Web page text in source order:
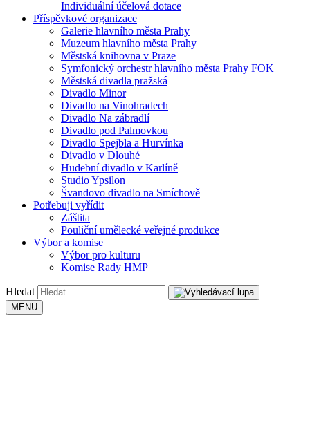
Individuální účelová dotace
Příspěvkové organizace
Galerie hlavního města Prahy
Muzeum hlavního města Prahy
Městská knihovna v Praze
Symfonický orchestr hlavního města Prahy FOK
Městská divadla pražská
Divadlo Minor
Divadlo na Vinohradech
Divadlo Na zábradlí
Divadlo pod Palmovkou
Divadlo Spejbla a Hurvínka
Divadlo v Dlouhé
Hudební divadlo v Karlíně
Studio Ypsilon
Švandovo divadlo na Smíchově
Potřebuji vyřídit
Záštita
Pouliční umělecké veřejné produkce
Výbor a komise
Výbor pro kulturu
Komise Rady HMP
Hledat
MENU